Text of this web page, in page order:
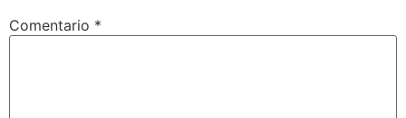
Comentario *